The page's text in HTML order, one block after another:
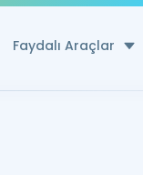
Faydalı Araçlar